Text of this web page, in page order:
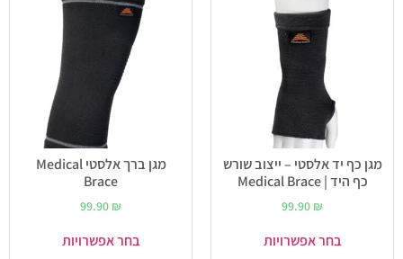
מגן כף יד אלסטי – ייצוב שורש
כף היד | Medical Brace
99.90 ₪
בחר אפשרויות
מגן ברך אלסטי Medical
Brace
99.90 ₪
בחר אפשרויות